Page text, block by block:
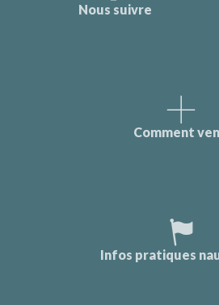
Nous suivre
Comment
Infos pratiques